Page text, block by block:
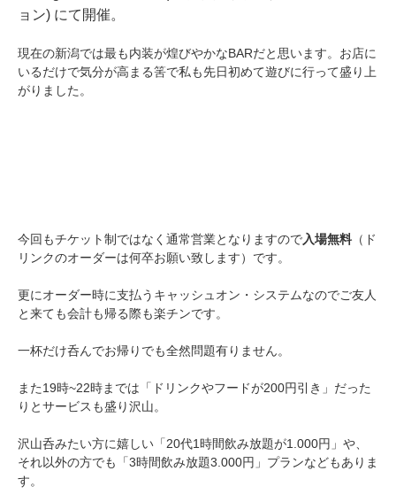
ョン) にて開催。
現在の新潟では最も内装が煌びやかなBARだと思います。お店に
いるだけで気分が高まる筈で私も先日初めて遊びに行って盛り上
がりました。
今回もチケット制ではなく通常営業となりますので入場無料 （ド
リンクのオーダーは何卒お願い致します）です。
更にオーダー時に支払うキャッシュオン・システムなのでご友人
と来ても会計も帰る際も楽チンです。
一杯だけ呑んでお帰りでも全然問題有りません。
また19時~22時までは「ドリンクやフードが200円引き」だった
りとサービスも盛り沢山。
沢山呑みたい方に嬉しい「20代1時間飲み放題が1.000円」や、
それ以外の方でも「3時間飲み放題3.000円」プランなどもありま
す。